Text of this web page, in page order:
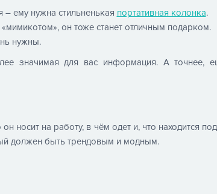
ему нужна стильненькая портативная колонка.
он тоже станет отличным подарком.
нужны.
значимая для вас информация. А точнее,
носит на работу, в чём одет и, что находится
должен быть трендовым и модным.